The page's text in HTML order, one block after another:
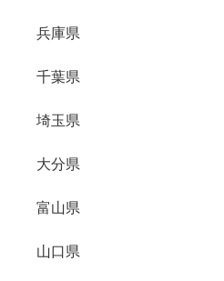
兵庫県
千葉県
埼玉県
大分県
富山県
山口県